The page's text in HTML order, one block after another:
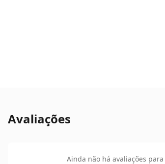
Avaliações
Ainda não há avaliações